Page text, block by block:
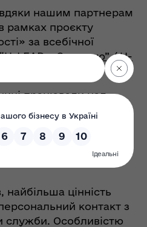
нашим партнерам
рамках проєкту
за всебічної
“U-LEAD з Європою” / U-
працювали над
службовця ДСБТ,
професійної
розбирали складні й
виникають під час
найбільша цінність
контакт з
служби. Особливістю